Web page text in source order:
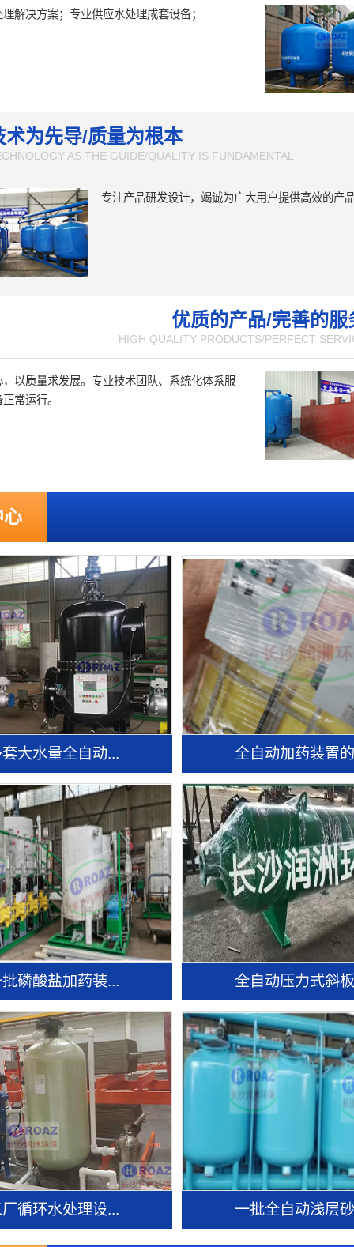
解决方案；专业供应水处理成套设备；
术为先导/质量为根本
AS THE GUIDE/QUALITY IS FUNDAMENTAL
专注产品研发设计，竭诚为广大用户提供高效的产
优质的产品/完善的服
HIGH QUALITY PRODUCTS/PERFECT
以质量求发展。专业技术团队、系统化体系服
常运行。
心
大水量全自动... 全自动加药装置
磷酸盐加药装... 全自动压力式斜
循环水处理设... 一批全自动浅层